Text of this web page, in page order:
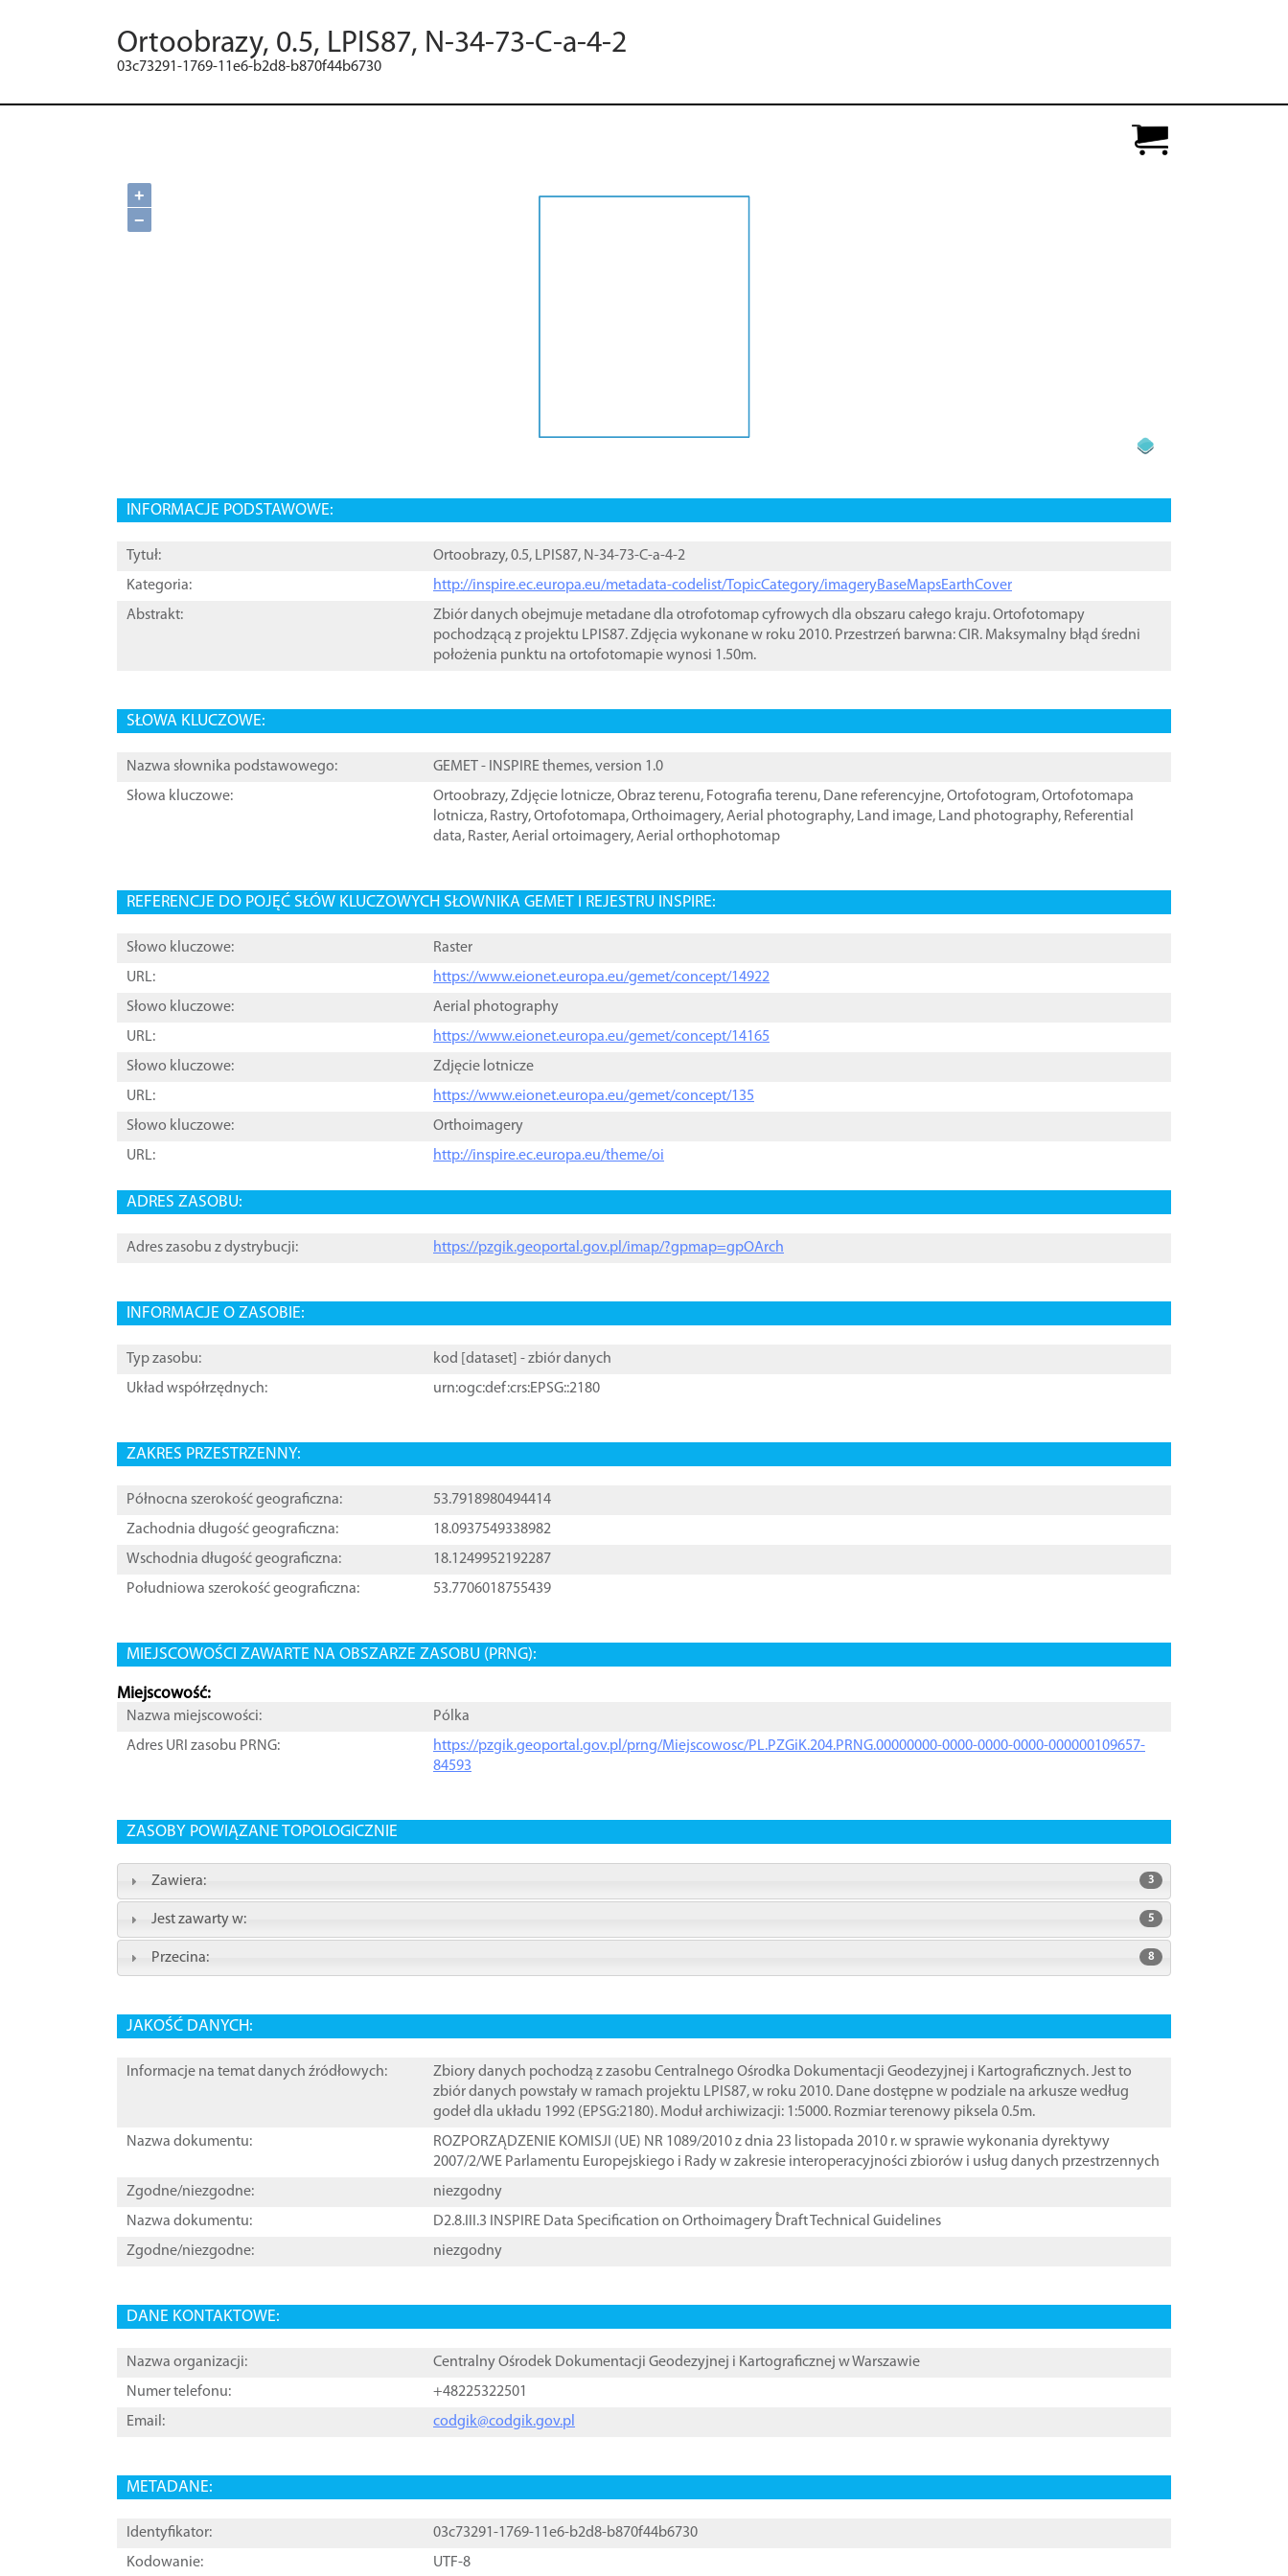
Ortoobrazy, 0.5, LPIS87, N-34-73-C-a-4-2
03c73291-1769-11e6-b2d8-b870f44b6730
+
−
INFORMACJE PODSTAWOWE:
Tytuł:
Ortoobrazy, 0.5, LPIS87, N-34-73-C-a-4-2
Kategoria:
http://inspire.ec.europa.eu/metadata-codelist/TopicCategory/imageryBaseMapsEarthCover
Abstrakt:
Zbiór danych obejmuje metadane dla otrofotomap cyfrowych dla obszaru całego kraju. Ortofotomapy
pochodzącą z projektu LPIS87. Zdjęcia wykonane w roku 2010. Przestrzeń barwna: CIR. Maksymalny błąd średni
położenia punktu na ortofotomapie wynosi 1.50m.
SŁOWA KLUCZOWE:
Nazwa słownika podstawowego:
GEMET - INSPIRE themes, version 1.0
Słowa kluczowe:
Ortoobrazy,Zdjęcie lotnicze,Obraz terenu, Fotografia terenu, Dane referencyjne,Ortofotogram,Ortofotomapa
lotnicza, Rastry,Ortofotomapa,Orthoimagery,Aerial photography, Land image, Land photography, Referential
data, Raster,Aerial ortoimagery,Aerial orthophotomap
REFERENCJE DO POJĘĆ SŁÓW KLUCZOWYCH SŁOWNIKA GEMET I REJESTRU INSPIRE:
Słowo kluczowe:
Raster
URL:
https://www.eionet.europa.eu/gemet/concept/14922
Słowo kluczowe:
Aerial photography
URL:
https://www.eionet.europa.eu/gemet/concept/14165
Słowo kluczowe:
Zdjęcie lotnicze
URL:
https://www.eionet.europa.eu/gemet/concept/135
Słowo kluczowe:
Orthoimagery
URL:
http://inspire.ec.europa.eu/theme/oi
ADRES ZASOBU:
Adres zasobu z dystrybucji: https://pzgik.geoportal.gov.pl/imap/?gpmap=gpOArch
INFORMACJE O ZASOBIE:
Typ zasobu: kod [ dataset ] - zbiór danych
Układ współrzędnych:
urn:ogc:def:crs:EPSG::2180
ZAKRES PRZESTRZENNY:
Północna szerokość geograficzna:
53.7918980494414
Zachodnia długość geograficzna:
18.0937549338982
Wschodnia długość geograficzna:
18.1249952192287
Południowa szerokość geograficzna:
53.7706018755439
MIEJSCOWOŚCI ZAWARTE NA OBSZARZE ZASOBU (PRNG):
Miejscowość:
Nazwa miejscowości:
Pólka
Adres URI zasobu PRNG:
https://pzgik.geoportal.gov.pl/prng/Miejscowosc/PL.PZGiK.204.PRNG.00000000-0000-0000-0000-000000109657-
84593
ZASOBY POWIĄZANE TOPOLOGICZNIE
Zawiera: 3
Jest zawarty w: 5
Przecina: 8
JAKOŚĆ DANYCH:
Informacje na temat danych źródłowych:
Zbiory danych pochodzą z zasobu Centralnego Ośrodka Dokumentacji Geodezyjnej i Kartograficznych. Jest to
zbiór danych powstały w ramach projektu LPIS87, w roku 2010. Dane dostępne w podziale na arkusze według
godeł dla układu 1992 (EPSG:2180). Moduł archiwizacji: 1:5000. Rozmiar terenowy piksela 0.5m.
Nazwa dokumentu:
ROZPORZĄDZENIE KOMISJI (UE) NR 1089/2010 z dnia 23 listopada 2010 r. w sprawie wykonania dyrektywy
2007/2/WE Parlamentu Europejskiego i Rady w zakresie interoperacyjności zbiorów i usług danych przestrzennych
Zgodne/niezgodne:
niezgodny
Nazwa dokumentu:
D2.8.III.3 INSPIRE Data Specification on Orthoimagery ֠Draft Technical Guidelines
Zgodne/niezgodne:
niezgodny
DANE KONTAKTOWE:
Nazwa organizacji:
Centralny Ośrodek Dokumentacji Geodezyjnej i Kartograficznej w Warszawie
Numer telefonu:
+48225322501
Email:
codgik@codgik.gov.pl
METADANE:
Identyfikator:
03c73291-1769-11e6-b2d8-b870f44b6730
Kodowanie:
UTF-8